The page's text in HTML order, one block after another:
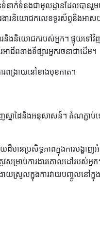
ានទំនាក់ទំនងជាមូលដ្ឋានដែលបា
ារនិយោជកលេខទូរស័ព្ទនិងអាស
ារនិងនិយោជករបស់អ្នក។ ផ្ទុយទៅ
ពខាងទីផ្សារអ្នករចនាជាដើម។
រពង្រាយនៅខាងមុខកាត។
ញស្នាដៃនិងអនុសាសន៍។ តំណភ្ជាប់
នប្រសិទ្ធភាពក្នុងការបង្ហាញអំ
វសម្រាប់ការងារគោលដៅរបស់
ងងាយស្រួលក្នុងការវាយបញ្ចូលនៅ